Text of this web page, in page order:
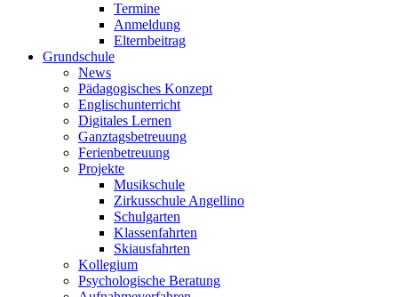
Termine
Anmeldung
Elternbeitrag
Grundschule
News
Pädagogisches Konzept
Englischunterricht
Digitales Lernen
Ganztagsbetreuung
Ferienbetreuung
Projekte
Musikschule
Zirkusschule Angellino
Schulgarten
Klassenfahrten
Skiausfahrten
Kollegium
Psychologische Beratung